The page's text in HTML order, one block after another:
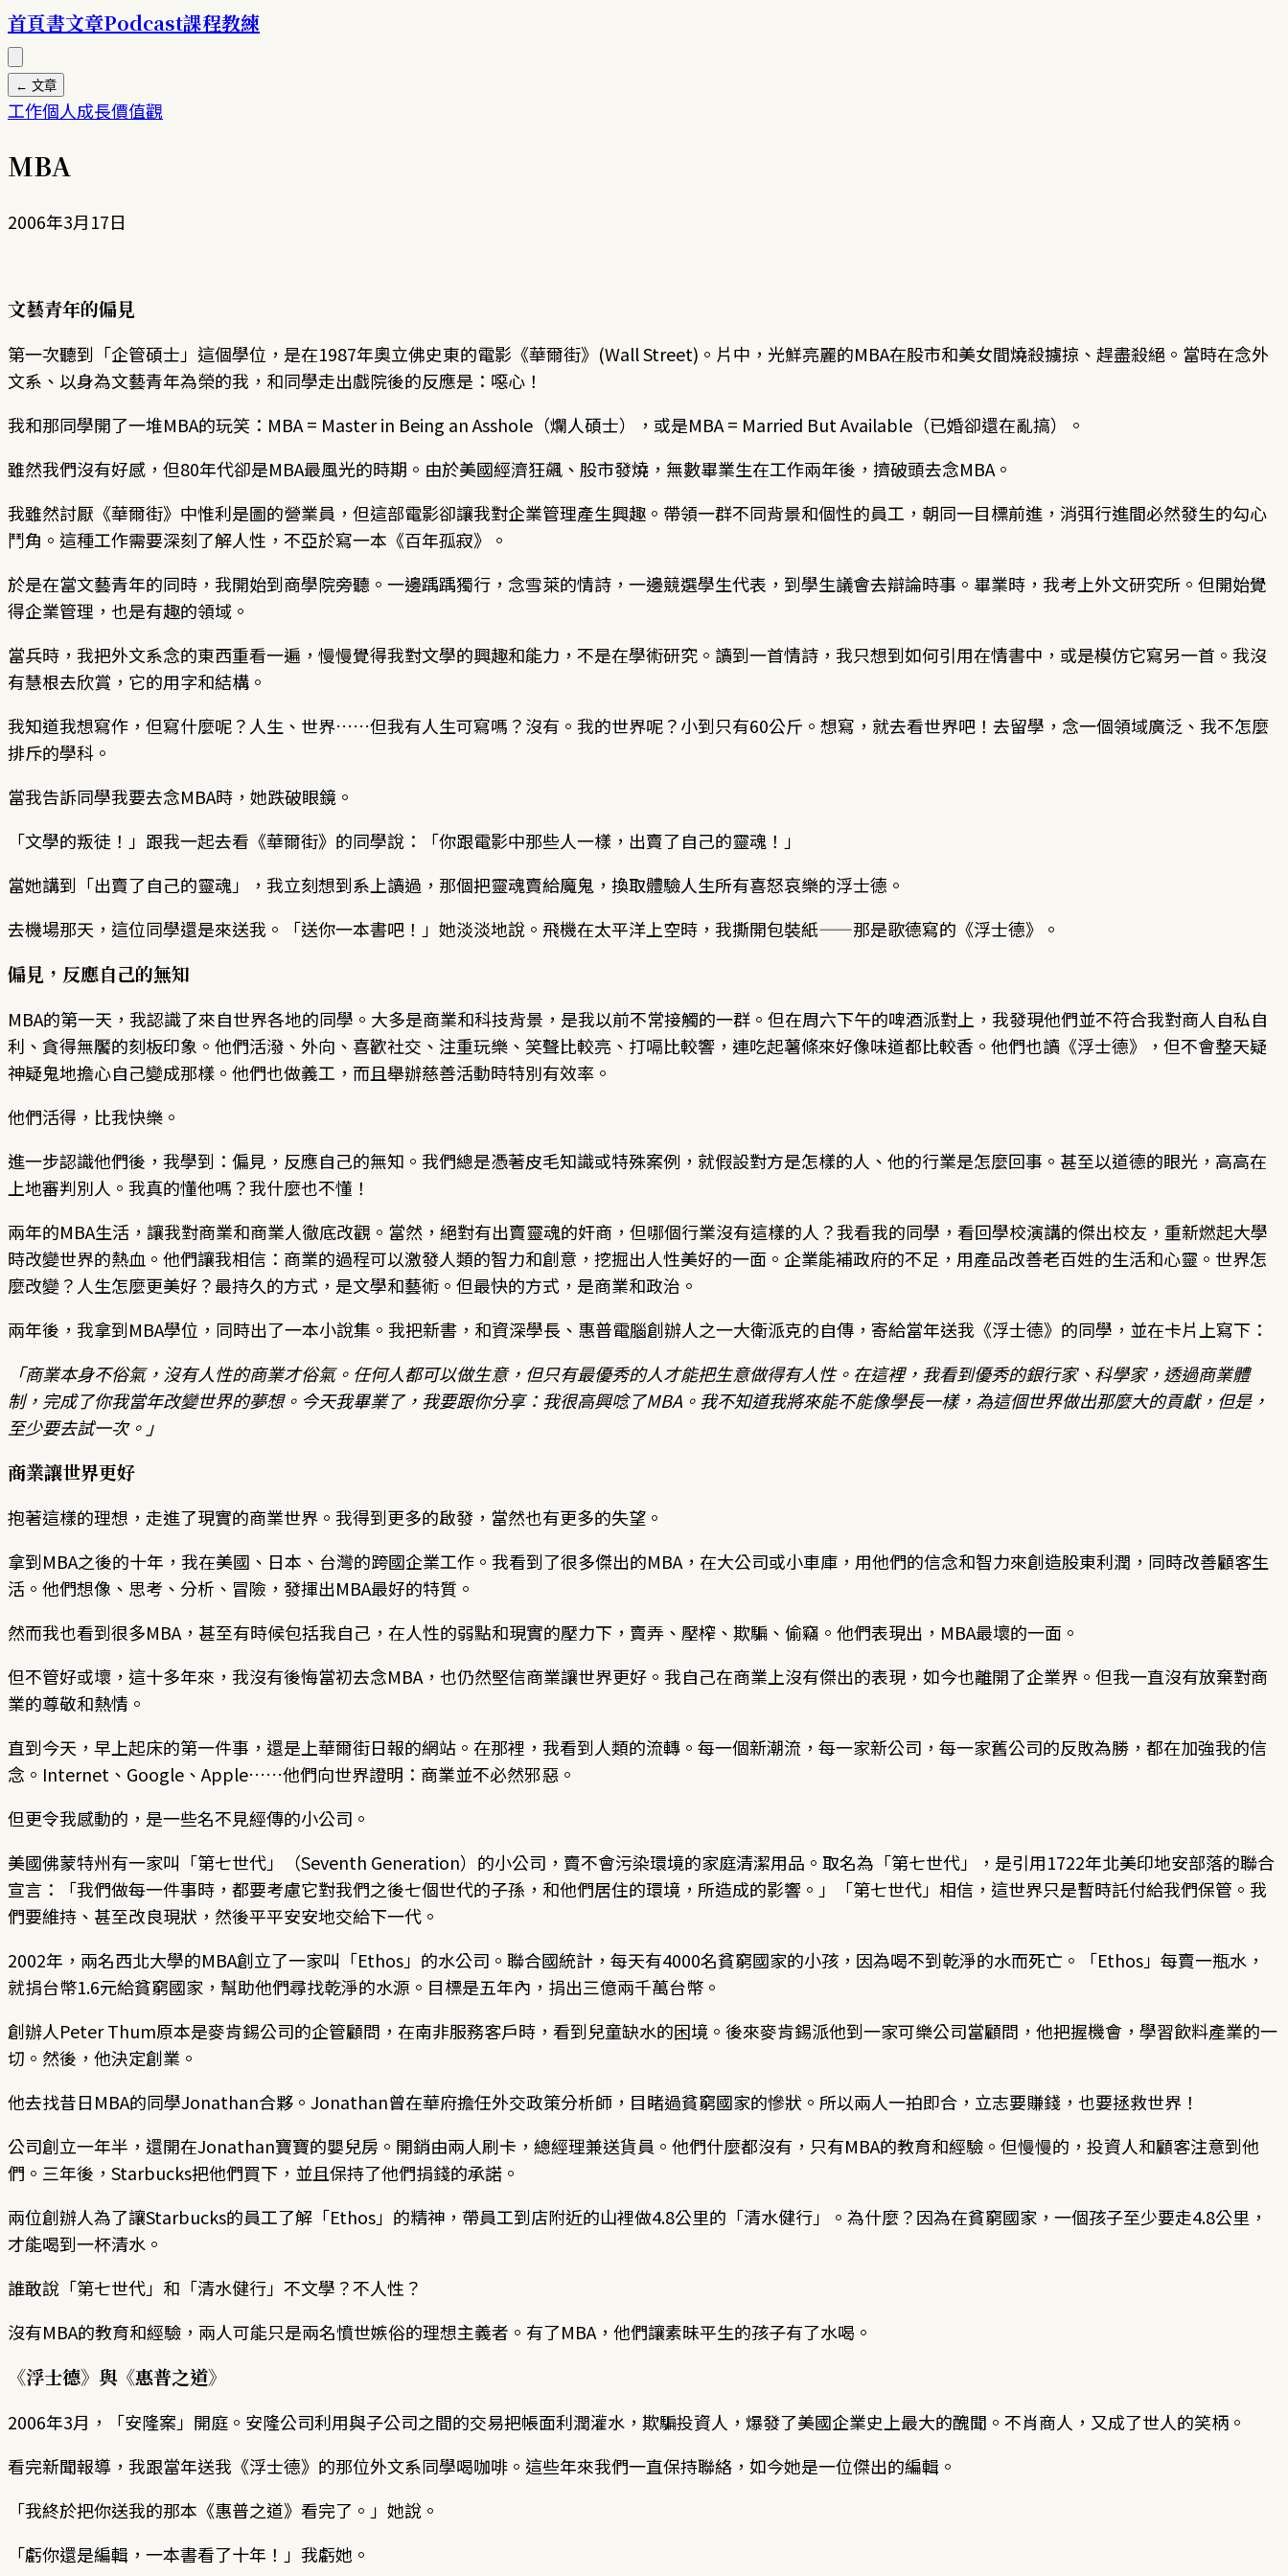
首頁書文章Podcast課程教練
← 文章
工作個人成長價值觀
MBA
2006年3月17日
文藝青年的偏見
第一次聽到「企管碩士」這個學位，是在1987年奧立佛史東的電影《華爾街》(Wall Street)。片中，光鮮亮麗的MBA在股市和美女間燒殺擄掠、趕盡殺絕。當時在念外
文系、以身為文藝青年為榮的我，和同學走出戲院後的反應是：噁心！
我和那同學開了一堆MBA的玩笑：MBA = Master in Being an Asshole（爛人碩士），或是MBA = Married But Available（已婚卻還在亂搞）。
雖然我們沒有好感，但80年代卻是MBA最風光的時期。由於美國經濟狂飆、股市發燒，無數畢業生在工作兩年後，擠破頭去念MBA。
我雖然討厭《華爾街》中惟利是圖的營業員，但這部電影卻讓我對企業管理產生興趣。帶領一群不同背景和個性的員工，朝同一目標前進，消弭行進間必然發生的勾心
鬥角。這種工作需要深刻了解人性，不亞於寫一本《百年孤寂》。
於是在當文藝青年的同時，我開始到商學院旁聽。一邊踽踽獨行，念雪萊的情詩，一邊競選學生代表，到學生議會去辯論時事。畢業時，我考上外文研究所。但開始覺
得企業管理，也是有趣的領域。
當兵時，我把外文系念的東西重看一遍，慢慢覺得我對文學的興趣和能力，不是在學術研究。讀到一首情詩，我只想到如何引用在情書中，或是模仿它寫另一首。我沒
有慧根去欣賞，它的用字和結構。
我知道我想寫作，但寫什麼呢？人生、世界……但我有人生可寫嗎？沒有。我的世界呢？小到只有60公斤。想寫，就去看世界吧！去留學，念一個領域廣泛、我不怎麼
排斥的學科。
當我告訴同學我要去念MBA時，她跌破眼鏡。
「文學的叛徒！」跟我一起去看《華爾街》的同學說：「你跟電影中那些人一樣，出賣了自己的靈魂！」
當她講到「出賣了自己的靈魂」，我立刻想到系上讀過，那個把靈魂賣給魔鬼，換取體驗人生所有喜怒哀樂的浮士德。
去機場那天，這位同學還是來送我。「送你一本書吧！」她淡淡地說。飛機在太平洋上空時，我撕開包裝紙——那是歌德寫的《浮士德》。
偏見，反應自己的無知
MBA的第一天，我認識了來自世界各地的同學。大多是商業和科技背景，是我以前不常接觸的一群。但在周六下午的啤酒派對上，我發現他們並不符合我對商人自私自
利、貪得無饜的刻板印象。他們活潑、外向、喜歡社交、注重玩樂、笑聲比較亮、打嗝比較響，連吃起薯條來好像味道都比較香。他們也讀《浮士德》，但不會整天疑
神疑鬼地擔心自己變成那樣。他們也做義工，而且舉辦慈善活動時特別有效率。
他們活得，比我快樂。
進一步認識他們後，我學到：偏見，反應自己的無知。我們總是憑著皮毛知識或特殊案例，就假設對方是怎樣的人、他的行業是怎麼回事。甚至以道德的眼光，高高在
上地審判別人。我真的懂他嗎？我什麼也不懂！
兩年的MBA生活，讓我對商業和商業人徹底改觀。當然，絕對有出賣靈魂的奸商，但哪個行業沒有這樣的人？我看我的同學，看回學校演講的傑出校友，重新燃起大學
時改變世界的熱血。他們讓我相信：商業的過程可以激發人類的智力和創意，挖掘出人性美好的一面。企業能補政府的不足，用產品改善老百姓的生活和心靈。世界怎
麼改變？人生怎麼更美好？最持久的方式，是文學和藝術。但最快的方式，是商業和政治。
兩年後，我拿到MBA學位，同時出了一本小說集。我把新書，和資深學長、惠普電腦創辦人之一大衛派克的自傳，寄給當年送我《浮士德》的同學，並在卡片上寫下：
「商業本身不俗氣，沒有人性的商業才俗氣。任何人都可以做生意，但只有最優秀的人才能把生意做得有人性。在這裡，我看到優秀的銀行家、科學家，透過商業體
制，完成了你我當年改變世界的夢想。今天我畢業了，我要跟你分享：我很高興唸了MBA。我不知道我將來能不能像學長一樣，為這個世界做出那麼大的貢獻，但是，
至少要去試一次。」
商業讓世界更好
抱著這樣的理想，走進了現實的商業世界。我得到更多的啟發，當然也有更多的失望。
拿到MBA之後的十年，我在美國、日本、台灣的跨國企業工作。我看到了很多傑出的MBA，在大公司或小車庫，用他們的信念和智力來創造股東利潤，同時改善顧客生
活。他們想像、思考、分析、冒險，發揮出MBA最好的特質。
然而我也看到很多MBA，甚至有時候包括我自己，在人性的弱點和現實的壓力下，賣弄、壓榨、欺騙、偷竊。他們表現出，MBA最壞的一面。
但不管好或壞，這十多年來，我沒有後悔當初去念MBA，也仍然堅信商業讓世界更好。我自己在商業上沒有傑出的表現，如今也離開了企業界。但我一直沒有放棄對商
業的尊敬和熱情。
直到今天，早上起床的第一件事，還是上華爾街日報的網站。在那裡，我看到人類的流轉。每一個新潮流，每一家新公司，每一家舊公司的反敗為勝，都在加強我的信
念。Internet、Google、Apple……他們向世界證明：商業並不必然邪惡。
但更令我感動的，是一些名不見經傳的小公司。
美國佛蒙特州有一家叫「第七世代」（Seventh Generation）的小公司，賣不會污染環境的家庭清潔用品。取名為「第七世代」，是引用1722年北美印地安部落的聯合
宣言：「我們做每一件事時，都要考慮它對我們之後七個世代的子孫，和他們居住的環境，所造成的影響。」「第七世代」相信，這世界只是暫時託付給我們保管。我
們要維持、甚至改良現狀，然後平平安安地交給下一代。
2002年，兩名西北大學的MBA創立了一家叫「Ethos」的水公司。聯合國統計，每天有4000名貧窮國家的小孩，因為喝不到乾淨的水而死亡。「Ethos」每賣一瓶水，
就捐台幣1.6元給貧窮國家，幫助他們尋找乾淨的水源。目標是五年內，捐出三億兩千萬台幣。
創辦人Peter Thum原本是麥肯錫公司的企管顧問，在南非服務客戶時，看到兒童缺水的困境。後來麥肯錫派他到一家可樂公司當顧問，他把握機會，學習飲料產業的一
切。然後，他決定創業。
他去找昔日MBA的同學Jonathan合夥。Jonathan曾在華府擔任外交政策分析師，目睹過貧窮國家的慘狀。所以兩人一拍即合，立志要賺錢，也要拯救世界！
公司創立一年半，還開在Jonathan寶寶的嬰兒房。開銷由兩人刷卡，總經理兼送貨員。他們什麼都沒有，只有MBA的教育和經驗。但慢慢的，投資人和顧客注意到他
們。三年後，Starbucks把他們買下，並且保持了他們捐錢的承諾。
兩位創辦人為了讓Starbucks的員工了解「Ethos」的精神，帶員工到店附近的山裡做4.8公里的「清水健行」。為什麼？因為在貧窮國家，一個孩子至少要走4.8公里，
才能喝到一杯清水。
誰敢說「第七世代」和「清水健行」不文學？不人性？
沒有MBA的教育和經驗，兩人可能只是兩名憤世嫉俗的理想主義者。有了MBA，他們讓素昧平生的孩子有了水喝。
《浮士德》與《惠普之道》
2006年3月，「安隆案」開庭。安隆公司利用與子公司之間的交易把帳面利潤灌水，欺騙投資人，爆發了美國企業史上最大的醜聞。不肖商人，又成了世人的笑柄。
看完新聞報導，我跟當年送我《浮士德》的那位外文系同學喝咖啡。這些年來我們一直保持聯絡，如今她是一位傑出的編輯。
「我終於把你送我的那本《惠普之道》看完了。」她說。
「虧你還是編輯，一本書看了十年！」我虧她。